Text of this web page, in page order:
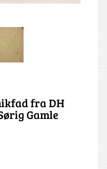
fra DH
Gamle